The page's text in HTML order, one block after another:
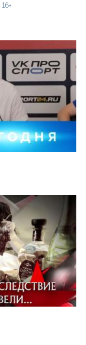
16+